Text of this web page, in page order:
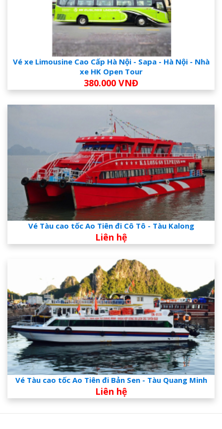
Vé xe Limousine Cao Cấp Hà Nội - Sapa - Hà Nội - Nhà
xe HK Open Tour
380.000 VNĐ
Vé Tàu cao tốc Ao Tiên đi Cô Tô - Tàu Kalong
Liên hệ
Vé Tàu cao tốc Ao Tiên đi Bản Sen - Tàu Quang Minh
Liên hệ